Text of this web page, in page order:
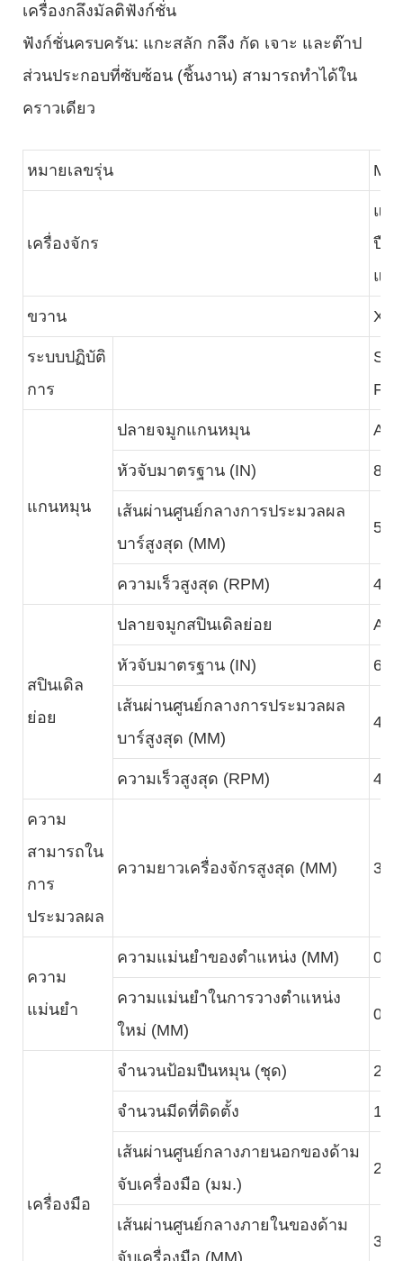
เครื่องกลึงมัลติฟังก์ชั่น
ฟังก์ชั่นครบครัน: แกะสลัก กลึง กัด เจาะ และต๊าป
ส่วนประกอบที่ซับซ้อน (ชิ้นงาน) สามารถทำได้ใน
คราวเดียว
หมายเลขรุ่น
เครื่องจักร
แก้
ปืน
แก
ขวาน X1/
ระบบปฏิบัติ
การ
แกนหมุน
ปลายจมูกแกนหมุน A2-
หัวจับมาตรฐาน (IN) 8
เส้นผ่านศูนย์กลางการประมวลผล
บาร์สูงสุด (MM)
52
ความเร็วสูงสุด (RPM)
สปินเดิล
ย่อย
ปลายจมูกสปินเดิลย่อย A2-
หัวจับมาตรฐาน (IN) 6
เส้นผ่านศูนย์กลางการประมวลผล
บาร์สูงสุด (MM)
45
ความเร็วสูงสุด (RPM)
ความ
สามารถใน
การ
ประมวลผล
ความยาวเครื่องจักรสูงสุด (MM) 300
ความ
แม่นยำ
ความแม่นยำของตำแหน่ง (MM)
ความแม่นยำในการวางตำแหน่ง
ใหม่ (MM)
เครื่องมือ
จำนวนป้อมปืนหมุน (ชุด) 2
จำนวนมีดที่ติดตั้ง 16
เส้นผ่านศูนย์กลางภายนอกของด้าม
จับเครื่องมือ (มม.)
25
เส้นผ่านศูนย์กลางภายในของด้าม
จับเครื่องมือ (MM)
32